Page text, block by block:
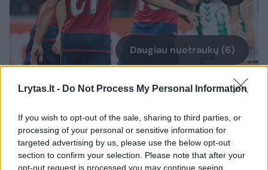
Lrytas.lt - Do Not Process My Personal Information
If you wish to opt-out of the sale, sharing to third parties, or
processing of your personal or sensitive information for
targeted advertising by us, please use the below opt-out
section to confirm your selection. Please note that after your
opt-out request is processed you may continue seeing
Daugiau nuotraukų (6)
Ketvirtadienį „Žalgirio namų“ stadione
vykusiose atrankos į UEFA Konferencijų lygą
rungtynėse Splito „Hajduk“ ekipa 5:2
sutriuškino Vilniaus „Žalgirį“.